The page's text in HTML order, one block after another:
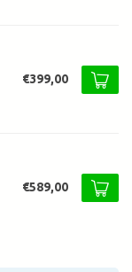
€399,00
€589,00